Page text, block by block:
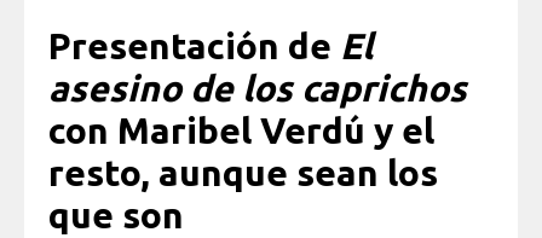
Presentación de El
asesino de los caprichos
con Maribel Verdú y el
resto, aunque sean los
que son